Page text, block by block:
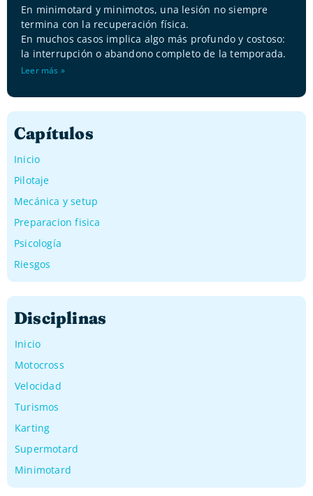
En minimotard y minimotos, una lesión no siempre
termina con la recuperación física.
En muchos casos implica algo más profundo y costoso:
la interrupción o abandono completo de la temporada.
Leer más »
Capítulos
Inicio
Pilotaje
Mecánica y setup
Preparacion fisica
Psicología
Riesgos
Disciplinas
Inicio
Motocross
Velocidad
Turismos
Karting
Supermotard
Minimotard